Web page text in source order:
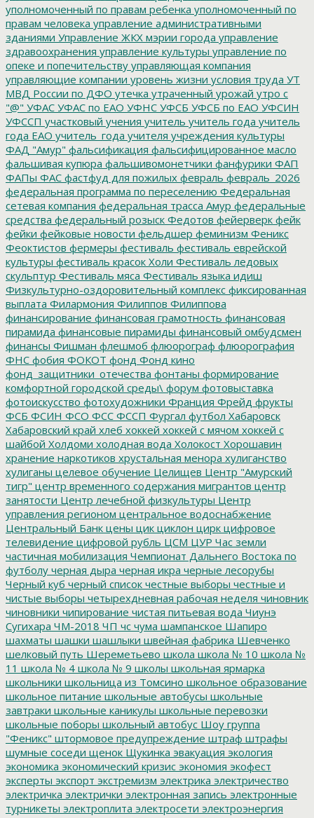
уполномоченный по правам ребенка уполномоченный по
правам человека управление административными
зданиями Управление ЖКХ мэрии города управление
здравоохранения управление культуры управление по
опеке и попечительству управляющая компания
управляющие компании уровень жизни условия труда УТ
МВД России по ДФО утечка утраченный урожай утро с
"@" УФАС УФАС по ЕАО УФНС УФСБ УФСБ по ЕАО УФСИН
УФССП участковый учения учитель учитель года учитель
года ЕАО учитель_года учителя учреждения культуры
ФАД "Амур" фальсификация фальсифицированное масло
фальшивая купюра фальшивомонетчики фанфурики ФАП
ФАПы ФАС фастфуд для пожилых февраль февраль_2026
федеральная программа по переселению Федеральная
сетевая компания федеральная трасса Амур федеральные
средства федеральный розыск Федотов фейерверк фейк
фейки фейковые новости фельдшер феминизм Феникс
Феоктистов фермеры фестиваль фестиваль еврейской
культуры фестиваль красок Холи Фестиваль ледовых
скульптур Фестиваль мяса Фестиваль языка идиш
Физкультурно-оздоровительный комплекс фиксированная
выплата Филармония Филиппов Филиппова
финансирование финансовая грамотность финансовая
пирамида финансовые пирамиды финансовый омбудсмен
финансы Фишман флешмоб флюорограф флюорография
ФНС фобия ФОКОТ фонд Фонд кино
фонд_защитники_отечества фонтаны формирование
комфортной городской среды\ форум фотовыставка
фотоискусство фотохудожники Франция Фрейд фрукты
ФСБ ФСИН ФСО ФСС ФССП Фургал футбол Хабаровск
Хабаровский край хлеб хоккей хоккей с мячом хоккей с
шайбой Холдоми холодная вода Холокост Хорошавин
хранение наркотиков хрустальная менора хулиганство
хулиганы целевое обучение Целищев Центр "Амурский
тигр" центр временного содержания мигрантов центр
занятости Центр лечебной физкультуры Центр
управления регионом центральное водоснабжение
Центральный Банк цены цик циклон цирк цифровое
телевидение цифровой рубль ЦСМ ЦУР Час земли
частичная мобилизация Чемпионат Дальнего Востока по
футболу черная дыра черная икра черные лесорубы
Черный куб черный список честные выборы честные и
чистые выборы четырехдневная рабочая неделя чиновник
чиновники чипирование чистая питьевая вода Чиунэ
Сугихара ЧМ-2018 ЧП чс чума шампанское Шапиро
шахматы шашки шашлыки швейная фабрика Шевченко
шелковый путь Шереметьево школа школа № 10 школа №
11 школа № 4 школа № 9 школы школьная ярмарка
школьники школьница из Томсино школьное образование
школьное питание школьные автобусы школьные
завтраки школьные каникулы школьные перевозки
школьные поборы школьный автобус Шоу группа
"Феникс" штормовое предупреждение штраф штрафы
шумные соседи щенок Щукинка эвакуация экология
экономика экономический кризис экономия экофест
эксперты экспорт экстремизм электрика электричество
электричка электрички электронная запись электронные
турникеты электроплита электросети электроэнергия